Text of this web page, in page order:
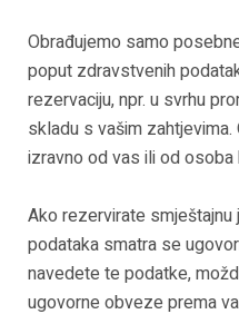
Obrađujemo samo
poput zdravstvenih
rezervaciju, npr. u svrhu
skladu s vašim
izravno od vas ili od osoba
Ako rezervirate smještajnu
podataka smatra se
navedete te podatke,
ugovorne obveze prema